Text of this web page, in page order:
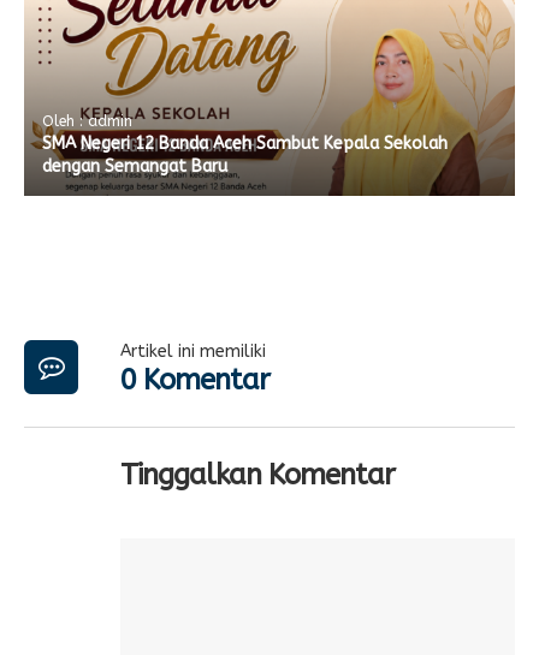
Oleh : admin
SMA Negeri 12 Banda Aceh Sambut Kepala Sekolah
dengan Semangat Baru
Artikel ini memiliki
0 Komentar
Tinggalkan Komentar